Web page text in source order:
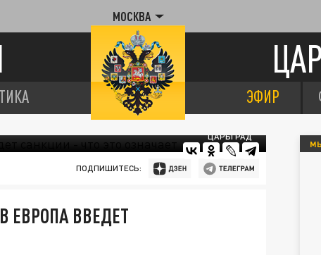
МОСКВА
ЭФИР
ЦАРЬГРАД
ПОДПИШИТЕСЬ:
ЕВРОПА ВВЕДЕТ